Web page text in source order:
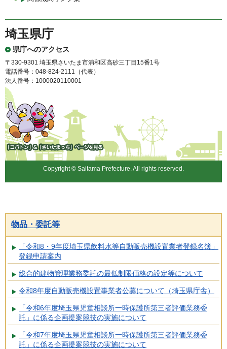
埼玉県庁
県庁へのアクセス
〒330-9301 埼玉県さいたま市浦和区高砂三丁目15番1号
電話番号：048-824-2111（代表）
法人番号：1000020110001
「コバトン」&「さいたまっ
ち」
Copyright © Saitama Prefecture. All rights reserved.
物品・委託等
「令和8・9年度埼玉県飲料水等自動販売機設置業者登録名簿」
登録申請案内
総合的建物管理業務委託の最低制限価格の設定等について
令和8年度自動販売機設置事業者公募について（埼玉県庁舎）
「令和6年度埼玉県児童相談所一時保護所第三者評価業務委
託」に係る企画提案競技の実施について
「令和7年度埼玉県児童相談所一時保護所第三者評価業務委
託」に係る企画提案競技の実施について